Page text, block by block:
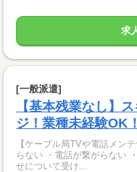
求
[一般派遣]
【基本残業なし】
ジ！業種未経験OK！
【ケーブル局TVや電話メンテナ
らない ・電話が繋がらない
せについて受け...